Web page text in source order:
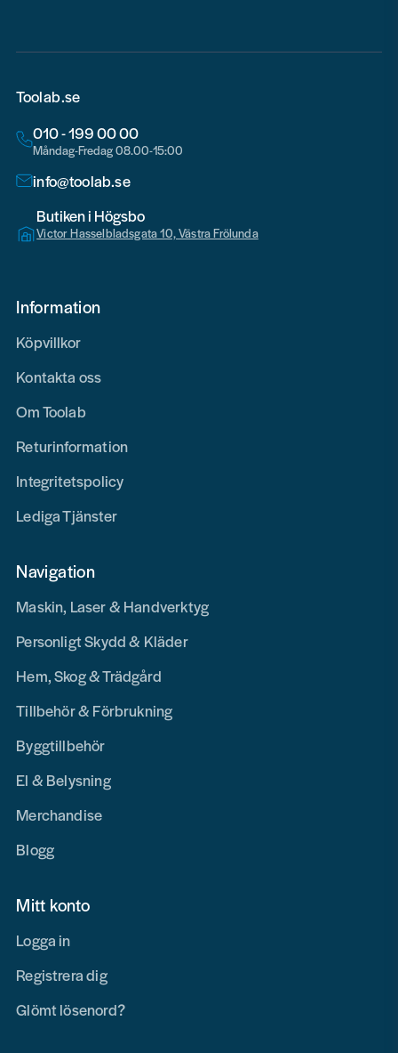
Toolab.se
010 - 199 00 00
Måndag-Fredag 08.00-15:00
info@toolab.se
Butiken i Högsbo
Victor Hasselbladsgata 10, Västra Frölunda
Information
Köpvillkor
Kontakta oss
Om Toolab
Returinformation
Integritetspolicy
Lediga Tjänster
Navigation
Maskin, Laser & Handverktyg
Personligt Skydd & Kläder
Hem, Skog & Trädgård
Tillbehör & Förbrukning
Byggtillbehör
El & Belysning
Merchandise
Blogg
Mitt konto
Logga in
Registrera dig
Glömt lösenord?